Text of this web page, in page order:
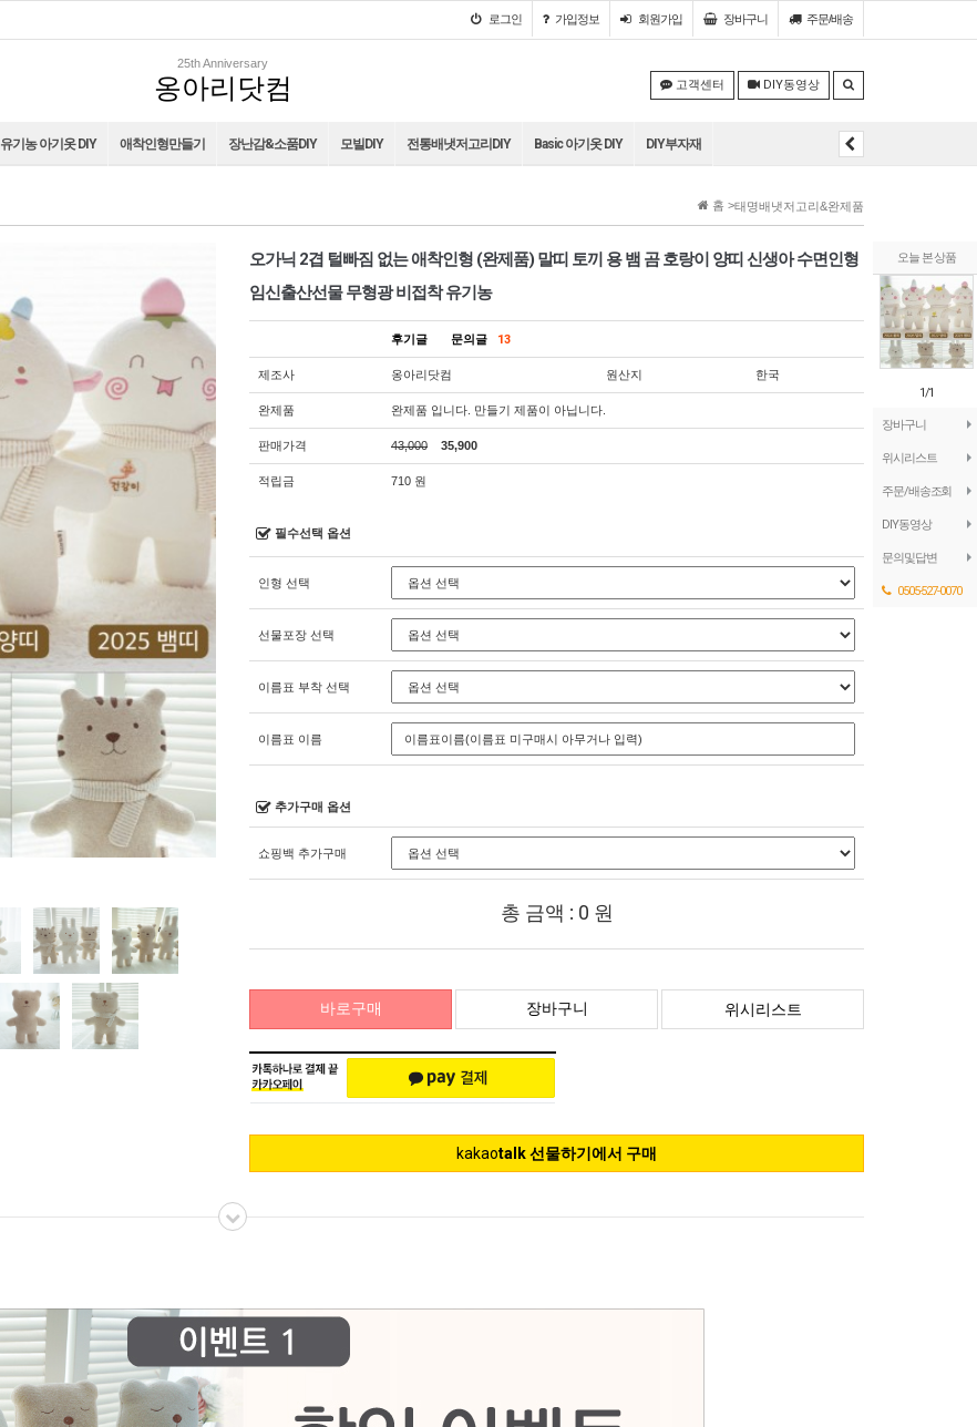
로그인 가입정보 회원가입 장바구니 주문/배송
오늘 본 상품
1/1
장바구니
위시리스트
주문/배송조회
DIY동영상
문의및답변
0505-527-0070
25th Anniversary
옹아리닷컴 고객센터 DIY동영상
유기농 아기옷 DIY 애착인형만들기 장난감&소품DIY 모빌DIY 전통배냇저고리DIY Basic 아기옷 DIY DIY부자재
홈 >태명배냇저고리&완제품
오가닉 2겹 털빠짐 없는 애착인형 (완제품) 말띠 토끼 용 뱀 곰 호랑이 양띠 신생아 수면인형
임신출산선물 무형광 비접착 유기농
후기글 문의글 13
제조사 옹아리닷컴 원산지 한국
완제품 완제품 입니다. 만들기 제품이 아닙니다.
판매가격 43,000 35,900
적립금 710 원
필수선택 옵션
인형 선택
선물포장 선택
이름표 부착 선택
이름표 이름
추가구매 옵션
쇼핑백 추가구매
총 금액 : 0 원
바로구매 장바구니 위시리스트
kakaotalk 선물하기에서 구매